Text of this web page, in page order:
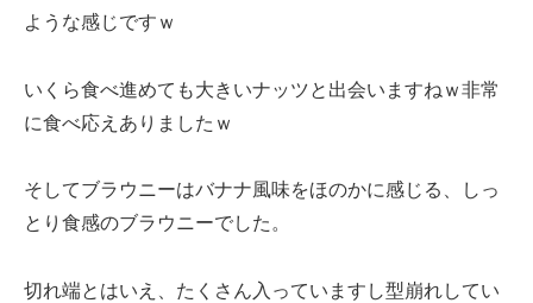
ような感じですｗ
いくら食べ進めても大きいナッツと出会いますねｗ非常
に食べ応えありましたｗ
そしてブラウニーはバナナ風味をほのかに感じる、しっ
とり食感のブラウニーでした。
切れ端とはいえ、たくさん入っていますし型崩れしてい